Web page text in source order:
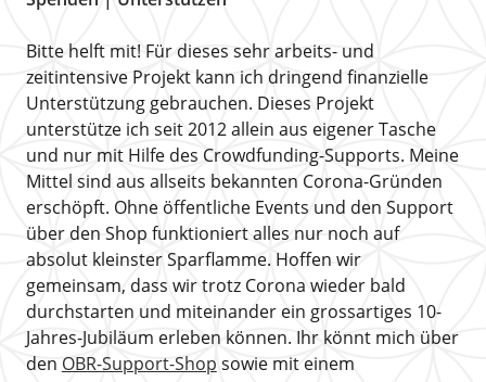
Bitte helft mit! Für dieses sehr arbeits- und
zeitintensive Projekt kann ich dringend finanzielle
Unterstützung gebrauchen. Dieses Projekt
unterstütze ich seit 2012 allein aus eigener Tasche
und nur mit Hilfe des Crowdfunding-Supports. Meine
Mittel sind aus allseits bekannten Corona-Gründen
erschöpft. Ohne öffentliche Events und den Support
über den Shop funktioniert alles nur noch auf
absolut kleinster Sparflamme. Hoffen wir
gemeinsam, dass wir trotz Corona wieder bald
durchstarten und miteinander ein grossartiges 10-
Jahres-Jubiläum erleben können. Ihr könnt mich über
den OBR-Support-Shop sowie mit einem